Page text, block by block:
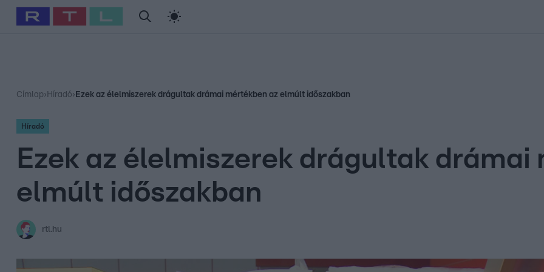
Babits Marcella Szellő István Most Wanted
Címlap› Híradó› Ezek az élelmiszerek drágultak drámai mértékben az elmúlt időszakban
Híradó
Ezek az élelmiszerek drágultak drámai
elmúlt időszakban
rtl.hu